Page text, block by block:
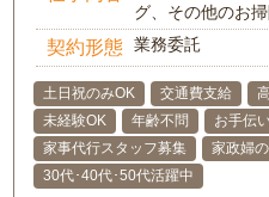
グ、その他のお
契約形態 業務委託
土日祝のみOK 交通費支給
未経験OK
年齢不問
お手伝
家事代行スタッフ募集
家政婦
30代･40代･50代活躍中